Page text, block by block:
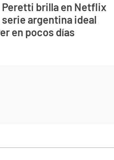
Peretti brilla en Netflix
serie argentina ideal
en pocos días